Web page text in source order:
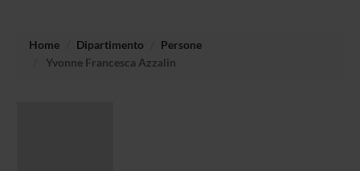
Home Dipartimento
Persone
Yvonne Francesca Azzalin